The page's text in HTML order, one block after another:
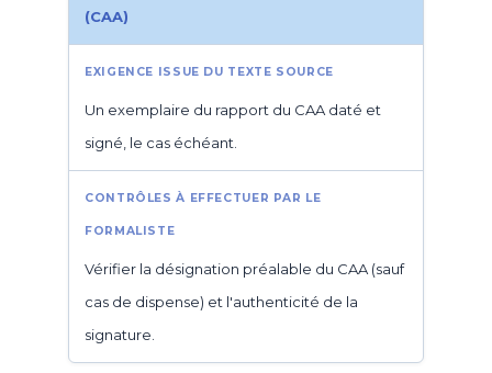
(CAA)
Un exemplaire du rapport du CAA daté et
signé, le cas échéant.
Vérifier la désignation préalable du CAA (sauf
cas de dispense) et l'authenticité de la
signature.